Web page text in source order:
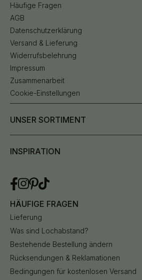
Häufige Fragen
AGB
Datenschutzerklärung
Versand & Lieferung
Widerrufsbelehrung
Impressum
Zusammenarbeit
Cookie-Einstellungen
UNSER SORTIMENT
INSPIRATION
HÄUFIGE FRAGEN
Lieferung
Was sind Lochabstand?
Bestehende Bestellung ändern
Rücksendungen & Reklamationen
Bedingungen für kostenlosen Versand